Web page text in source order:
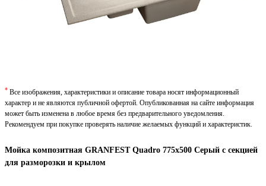
Мойка композитная GRANFEST Quadro 775х500 Серый с секцией
для разморозки и крылом
* Все изображения, характеристики и описание товара носят информационный
характер и не являются публичной офертой. Опубликованная на сайте информация
может быть изменена в любое время без предварительного уведомления.
Рекомендуем при покупке проверять наличие желаемых функций и характеристик.